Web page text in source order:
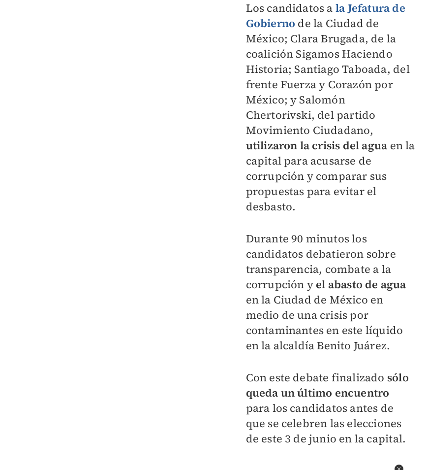
Los candidatos a la Jefatura de
Gobierno de la Ciudad de
México; Clara Brugada, de la
coalición Sigamos Haciendo
Historia; Santiago Taboada, del
frente Fuerza y Corazón por
México; y Salomón
Chertorivski, del partido
Movimiento Ciudadano,
utilizaron la crisis del agua en la
capital para acusarse de
corrupción y comparar sus
propuestas para evitar el
desbasto.
Durante 90 minutos los
candidatos debatieron sobre
transparencia, combate a la
corrupción y el abasto de agua
en la Ciudad de México en
medio de una crisis por
contaminantes en este líquido
en la alcaldía Benito Juárez.
Con este debate finalizado sólo
queda un último encuentro
para los candidatos antes de
que se celebren las elecciones
de este 3 de junio en la capital.